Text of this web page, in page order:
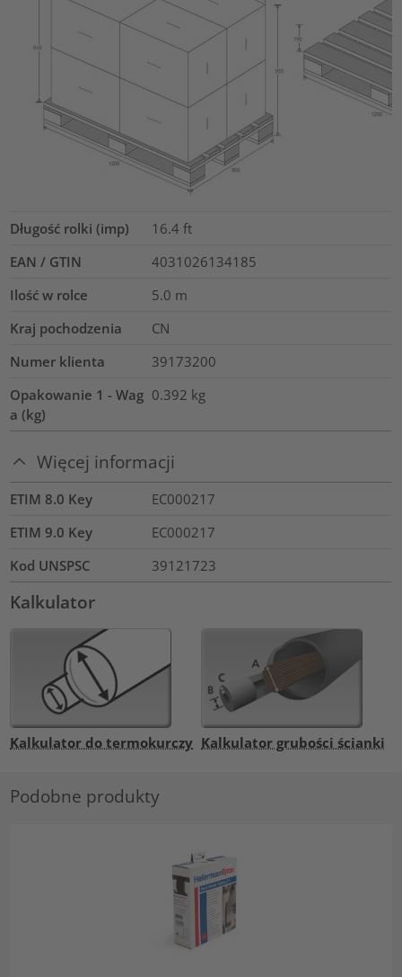
Długość rolki (imp) 16.4 ft
EAN / GTIN
4031026134185
Ilość w rolce
5.0 m
Kraj pochodzenia
CN
Numer klienta
39173200
Opakowanie 1 - Wag
a (kg)
0.392 kg
Więcej informacji
ETIM 8.0 Key
EC000217
ETIM 9.0 Key
EC000217
Kod UNSPSC
39121723
Kalkulator
Kalkulator do termokurczy Kalkulator grubości ścianki
Podobne produkty